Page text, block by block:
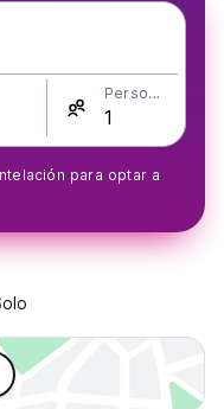
Personas
para optar a